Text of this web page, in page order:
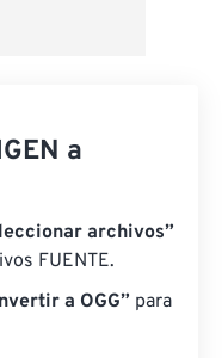
a
archivos”
FUENTE.
a OGG” para